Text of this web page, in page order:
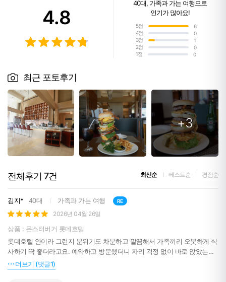
4.8
40대, 가족과 가는 여행으로
인기가 많아요!
5점
6
4점
0
3점
1
2점
0
1점
0
최근 포토후기
+3
전체후기 7건 최신순 베스트순 평점순
김지* 40대 가족과 가는 여행 RE
2026년 04월 26일
상품 : 몬스터버거 롯데호텔
롯데호텔 안이라 그런지 분위기도 차분하고 깔끔해서 가족끼리 오붓하게 식
사하기 딱 좋더라고요. 예약하고 방문했더니 자리 걱정 없이 바로 앉았는데,
TV에서 보던 그 거대한 버거가 나오니까 애들이 소리지르고 난리가 나서 한
참 웃었네요. 셰프님이 직접 만드신 거라 그런지 패티 육즙도 풍부하고 같이
더보기 (댓글1)